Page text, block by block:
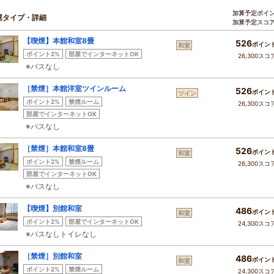
タイプ・詳細
加算予定ポイ
加算予定スコ
【喫煙】本館和室8畳
ポイント2% 部屋でインターネットOK
※バスなし
和室 526ポイン
26,300スコ
［禁煙］本館洋室ツインルーム
ポイント2%
禁煙ルーム
部屋でインターネットOK
※バスなし
ツイン 526ポイン
26,300スコ
［禁煙］本館和室8畳
ポイント2%
禁煙ルーム
部屋でインターネットOK
※バスなし
和室 526ポイン
26,300スコ
【喫煙】別館和室
ポイント2% 部屋でインターネットOK
※バスなしトイレなし
和室 486ポイン
24,300スコ
［禁煙］別館和室
ポイント2% 禁煙ルーム
和室 486ポイン
24,300スコ